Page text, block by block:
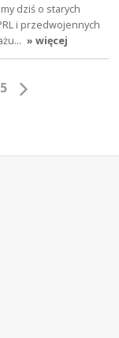
dziś o starych
i przedwojennych
» więcej
5